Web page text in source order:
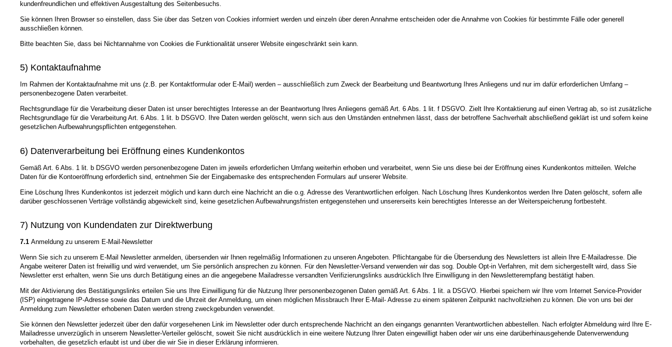
kundenfreundlichen und effektiven Ausgestaltung des Seitenbesuchs.
Sie können Ihren Browser so einstellen, dass Sie über das Setzen von Cookies informiert werden und einzeln über deren Annahme entscheiden oder die Annahme von Cookies für bestimmte Fälle oder generell
ausschließen können.
Bitte beachten Sie, dass bei Nichtannahme von Cookies die Funktionalität unserer Website eingeschränkt sein kann.
5) Kontaktaufnahme
Im Rahmen der Kontaktaufnahme mit uns (z.B. per Kontaktformular oder E-Mail) werden – ausschließlich zum Zweck der Bearbeitung und Beantwortung Ihres Anliegens und nur im dafür erforderlichen Umfang –
personenbezogene Daten verarbeitet.
Rechtsgrundlage für die Verarbeitung dieser Daten ist unser berechtigtes Interesse an der Beantwortung Ihres Anliegens gemäß Art. 6 Abs. 1 lit. f DSGVO. Zielt Ihre Kontaktierung auf einen Vertrag ab, so ist zusätzliche
Rechtsgrundlage für die Verarbeitung Art. 6 Abs. 1 lit. b DSGVO. Ihre Daten werden gelöscht, wenn sich aus den Umständen entnehmen lässt, dass der betroffene Sachverhalt abschließend geklärt ist und sofern keine
gesetzlichen Aufbewahrungspflichten entgegenstehen.
6) Datenverarbeitung bei Eröffnung eines Kundenkontos
Gemäß Art. 6 Abs. 1 lit. b DSGVO werden personenbezogene Daten im jeweils erforderlichen Umfang weiterhin erhoben und verarbeitet, wenn Sie uns diese bei der Eröffnung eines Kundenkontos mitteilen. Welche
Daten für die Kontoeröffnung erforderlich sind, entnehmen Sie der Eingabemaske des entsprechenden Formulars auf unserer Website.
Eine Löschung Ihres Kundenkontos ist jederzeit möglich und kann durch eine Nachricht an die o.g. Adresse des Verantwortlichen erfolgen. Nach Löschung Ihres Kundenkontos werden Ihre Daten gelöscht, sofern alle
darüber geschlossenen Verträge vollständig abgewickelt sind, keine gesetzlichen Aufbewahrungsfristen entgegenstehen und unsererseits kein berechtigtes Interesse an der Weiterspeicherung fortbesteht.
7) Nutzung von Kundendaten zur Direktwerbung
7.1 Anmeldung zu unserem E-Mail-Newsletter
Wenn Sie sich zu unserem E-Mail Newsletter anmelden, übersenden wir Ihnen regelmäßig Informationen zu unseren Angeboten. Pflichtangabe für die Übersendung des Newsletters ist allein Ihre E-Mailadresse. Die
Angabe weiterer Daten ist freiwillig und wird verwendet, um Sie persönlich ansprechen zu können. Für den Newsletter-Versand verwenden wir das sog. Double Opt-in Verfahren, mit dem sichergestellt wird, dass Sie
Newsletter erst erhalten, wenn Sie uns durch Betätigung eines an die angegebene Mailadresse versandten Verifizierungslinks ausdrücklich Ihre Einwilligung in den Newsletterempfang bestätigt haben.
Mit der Aktivierung des Bestätigungslinks erteilen Sie uns Ihre Einwilligung für die Nutzung Ihrer personenbezogenen Daten gemäß Art. 6 Abs. 1 lit. a DSGVO. Hierbei speichern wir Ihre vom Internet Service-Provider
(ISP) eingetragene IP-Adresse sowie das Datum und die Uhrzeit der Anmeldung, um einen möglichen Missbrauch Ihrer E-Mail- Adresse zu einem späteren Zeitpunkt nachvollziehen zu können. Die von uns bei der
Anmeldung zum Newsletter erhobenen Daten werden streng zweckgebunden verwendet.
Sie können den Newsletter jederzeit über den dafür vorgesehenen Link im Newsletter oder durch entsprechende Nachricht an den eingangs genannten Verantwortlichen abbestellen. Nach erfolgter Abmeldung wird Ihre E-
Mailadresse unverzüglich in unserem Newsletter-Verteiler gelöscht, soweit Sie nicht ausdrücklich in eine weitere Nutzung Ihrer Daten eingewilligt haben oder wir uns eine darüberhinausgehende Datenverwendung
vorbehalten, die gesetzlich erlaubt ist und über die wir Sie in dieser Erklärung informieren.